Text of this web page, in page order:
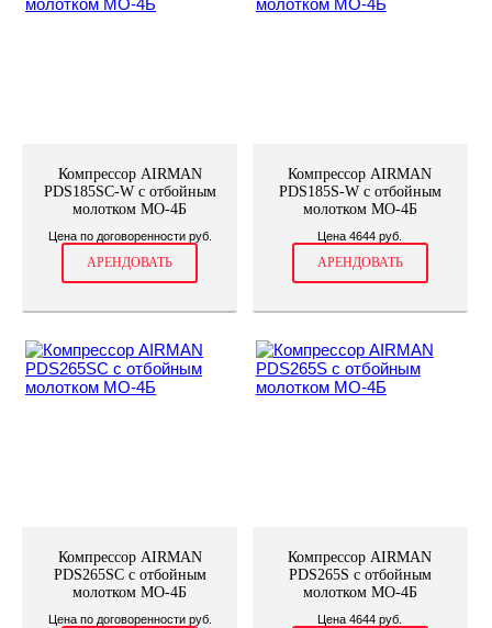
Компрессор AIRMAN
PDS185SC-W с отбойным
молотком МО-4Б
Цена по договоренности руб.
АРЕНДОВАТЬ
Компрессор AIRMAN
PDS185S-W с отбойным
молотком МО-4Б
Цена 4644 руб.
АРЕНДОВАТЬ
Компрессор AIRMAN
PDS265SC с отбойным
молотком МО-4Б
Цена по договоренности руб.
Компрессор AIRMAN
PDS265S с отбойным
молотком МО-4Б
Цена 4644 руб.